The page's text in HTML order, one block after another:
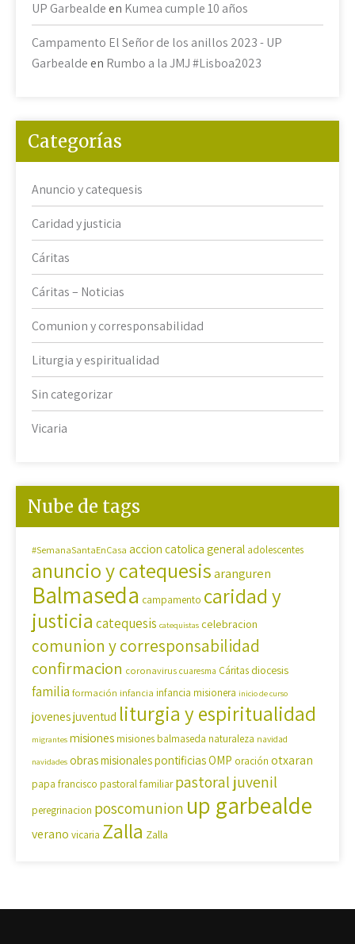
UP Garbealdeen Kumea cumple 10 años
Campamento El Señor de los anillos 2023 - UP
Garbealdeen Rumbo a la JMJ #Lisboa2023
Categorías
Anuncio y catequesis
Caridad y justicia
Cáritas
Cáritas – Noticias
Comunion y corresponsabilidad
Liturgia y espiritualidad
Sin categorizar
Vicaria
Nube de tags
#SemanaSantaEnCasa accion catolica general adolescentes
anuncio y catequesisaranguren
Balmaseda campamento caridad y
justicia catequesis catequistas celebracion
comunion y corresponsabilidad
confirmacion coronavirus cuaresma Cáritas diocesis
familia formación infancia infancia misionera inicio de curso
jovenesjuventud liturgia y espiritualidad
migrantes misiones misiones balmaseda naturaleza navidad
navidades obras misionales pontificiasOMP oración otxaran
papa francisco pastoral familiar pastoral juvenil
peregrinacion poscomunion up garbealde
verano vicaria Zalla Zalla